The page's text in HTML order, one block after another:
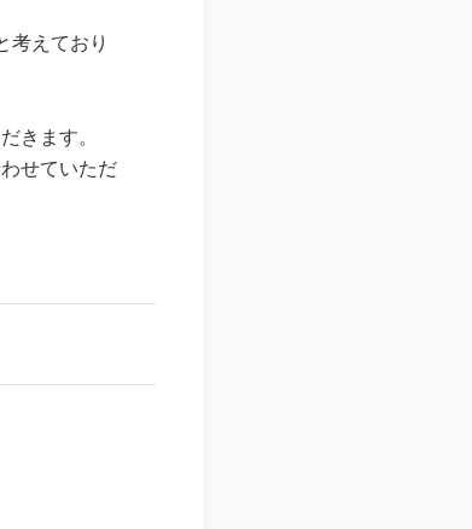
考えており
きます。
せていただ